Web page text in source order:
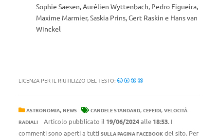
Sophie Saesen, Aurélien Wyttenbach, Pedro Figueira,
Maxime Marmier, Saskia Prins, Gert Raskin e Hans van
Winckel
LICENZA PER IL RIUTILIZZO DEL TESTO:
ASTRONOMIA, NEWS CANDELE STANDARD, CEFEIDI, VELOCITÀ
RADIALI
Articolo pubblicato il 19/06/2024alle 18:53. I
commenti sono aperti a tutti SULLA PAGINA FACEBOOK del sito. Per